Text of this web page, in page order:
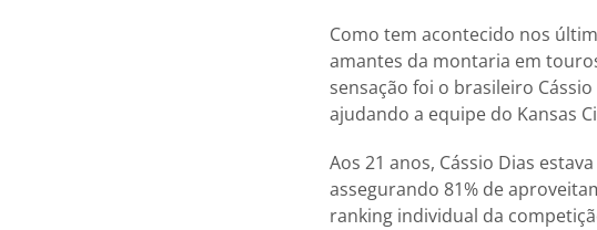
Como tem acontecido nos
amantes da montaria em
sensação foi o brasileiro
ajudando a equipe do Kansas
Aos 21 anos, Cássio Dias
assegurando 81% de
ranking individual da